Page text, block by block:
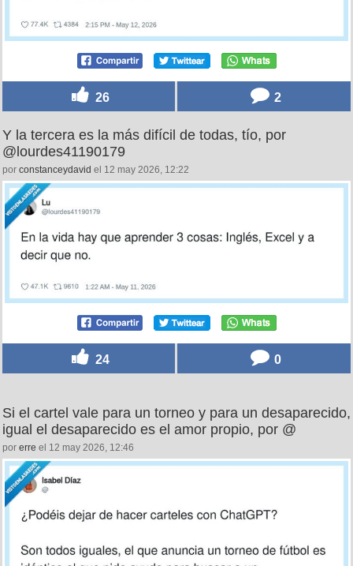
26 2
Y la tercera es la más difícil de todas, tío, por
@lourdes41190179
por constanceydavid el 12 may 2026, 12:22
24 0
Si el cartel vale para un torneo y para un desaparecido,
igual el desaparecido es el amor propio, por @
por erre el 12 may 2026, 12:46